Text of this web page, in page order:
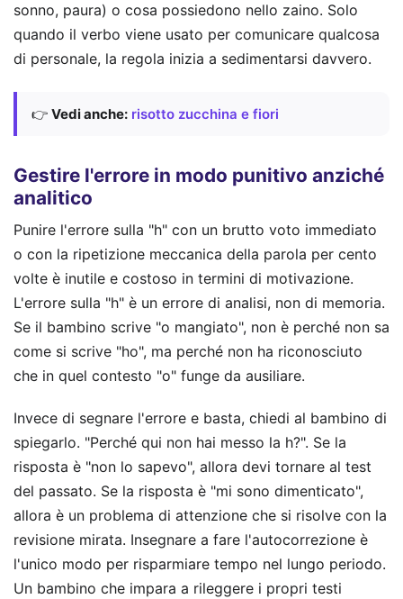
sonno, paura) o cosa possiedono nello zaino. Solo
quando il verbo viene usato per comunicare qualcosa
di personale, la regola inizia a sedimentarsi davvero.
👉 Vedi anche: risotto zucchina e fiori
Gestire l'errore in modo punitivo anziché
analitico
Punire l'errore sulla "h" con un brutto voto immediato
o con la ripetizione meccanica della parola per cento
volte è inutile e costoso in termini di motivazione.
L'errore sulla "h" è un errore di analisi, non di memoria.
Se il bambino scrive "o mangiato", non è perché non sa
come si scrive "ho", ma perché non ha riconosciuto
che in quel contesto "o" funge da ausiliare.
Invece di segnare l'errore e basta, chiedi al bambino di
spiegarlo. "Perché qui non hai messo la h?". Se la
risposta è "non lo sapevo", allora devi tornare al test
del passato. Se la risposta è "mi sono dimenticato",
allora è un problema di attenzione che si risolve con la
revisione mirata. Insegnare a fare l'autocorrezione è
l'unico modo per risparmiare tempo nel lungo periodo.
Un bambino che impara a rileggere i propri testi